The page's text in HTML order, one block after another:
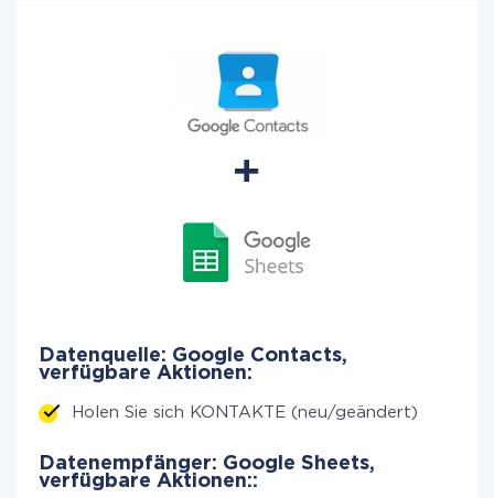
Datenquelle: Google Contacts,
verfügbare Aktionen:
Holen Sie sich KONTAKTE (neu/geändert)
Datenempfänger: Google Sheets,
verfügbare Aktionen::